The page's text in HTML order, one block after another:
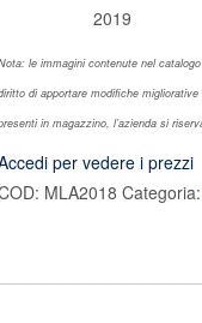
2019
le immagini contenute nel
di apportare modifiche
in magazzino, l’azienda si
per vedere i prezzi
MLA2018 Categoria: